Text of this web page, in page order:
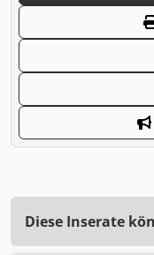
Diese Inserate